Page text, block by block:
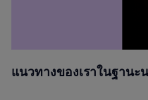
แนวทางของเราในฐานะ